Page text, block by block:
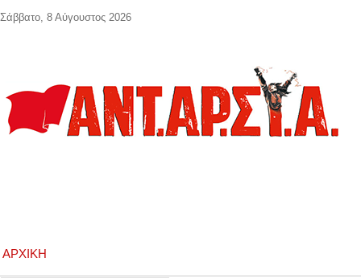
ΑΡΧΙΚΉ
Σάββατο, 8 Αύγουστος 2026